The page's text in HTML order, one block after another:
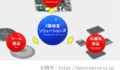
引用元：https://beamsense.co.jp/